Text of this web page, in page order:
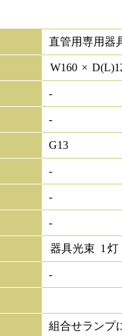
直管用専用器
W160 × D(L)
-
-
G13
-
-
-
器具光束 1 灯
-
組合せランプ